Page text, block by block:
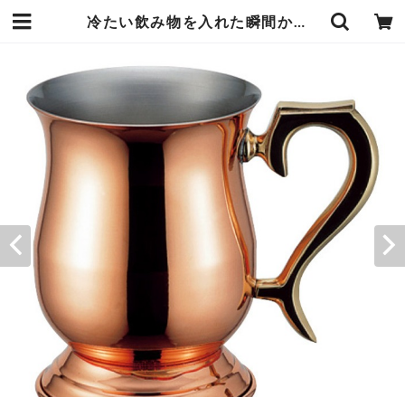
冷たい飲み物を入れた瞬間から冷える 純銅 ジョッキ 570ml 大 丸みが可愛らしいデザイン マグ 指先や唇から伝わる清涼感 銅の高い抗菌力 雑味を取り除きまろやかな味わい 新光堂 エンヴェールヘルック | エンジュール